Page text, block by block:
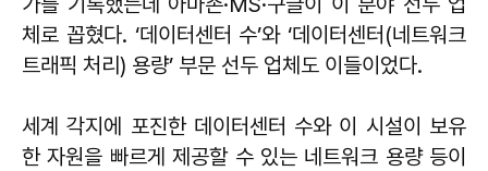
체로 꼽혔다. ‘데이터센터 수’와 ‘데이터센터(네트워크
트래픽 처리) 용량’ 부문 선두 업체도 이들이었다.
세계 각지에 포진한 데이터센터 수와 이 시설이 보유
한 자원을 빠르게 제공할 수 있는 네트워크 용량 등이